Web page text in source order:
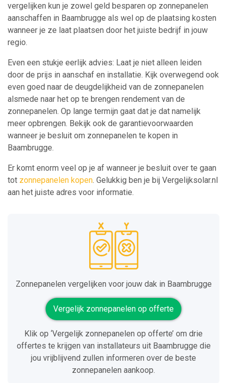
vergelijken kun je zowel geld besparen op zonnepanelen
aanschaffen in Baambrugge als wel op de plaatsing kosten
wanneer je ze laat plaatsen door het juiste bedrijf in jouw
regio.
Even een stukje eerlijk advies: Laat je niet alleen leiden
door de prijs in aanschaf en installatie. Kijk overwegend ook
even goed naar de deugdelijkheid van de zonnepanelen
alsmede naar het op te brengen rendement van de
zonnepanelen. Op lange termijn gaat dat je dat namelijk
meer opbrengen. Bekijk ook de garantievoorwaarden
wanneer je besluit om zonnepanelen te kopen in
Baambrugge.
Er komt enorm veel op je af wanneer je besluit over te gaan
tot zonnepanelen kopen. Gelukkig ben je bij Vergelijksolar.nl
aan het juiste adres voor informatie.
Zonnepanelen vergelijken voor jouw dak in Baambrugge
Vergelijk zonnepanelen op offerte
Klik op ‘Vergelijk zonnepanelen op offerte’ om drie
offertes te krijgen van installateurs uit Baambrugge die
jou vrijblijvend zullen informeren over de beste
zonnepanelen aankoop.